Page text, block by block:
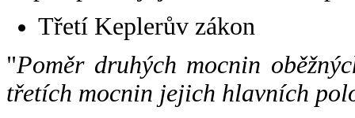
Třetí Keplerův zákon
"Poměr druhých mocnin
třetích mocnin jejich hlavních